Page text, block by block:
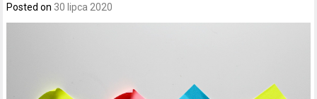
Posted on 30 lipca 2020